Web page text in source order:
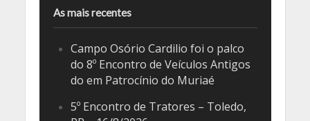
As mais recentes
Campo Osório Cardilio foi o palco
do 8º Encontro de Veículos Antigos
do em Patrocínio do Muriaé
5º Encontro de Tratores – Toledo,